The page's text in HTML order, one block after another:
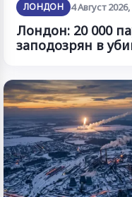
ЛОНДОН 4 Август
Лондон: 20 000
заподозрян в